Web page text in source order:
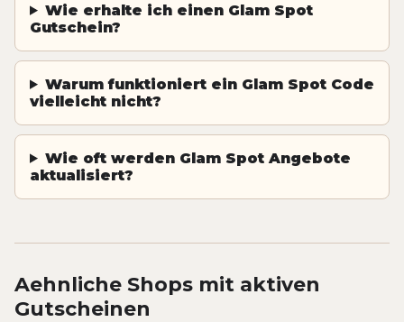
Wie erhalte ich einen Glam Spot
Gutschein?
Warum funktioniert ein Glam Spot Code
vielleicht nicht?
Wie oft werden Glam Spot Angebote
aktualisiert?
Aehnliche Shops mit aktiven
Gutscheinen